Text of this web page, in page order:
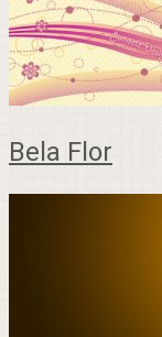
Bela Flor